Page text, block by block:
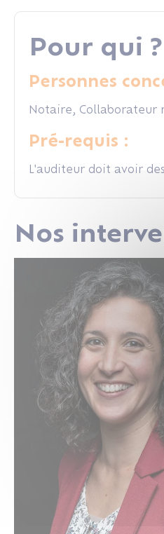
Pour qui ?
Personnes
Notaire, Collaborateur
Pré-requis :
L'auditeur doit avoir
Nos